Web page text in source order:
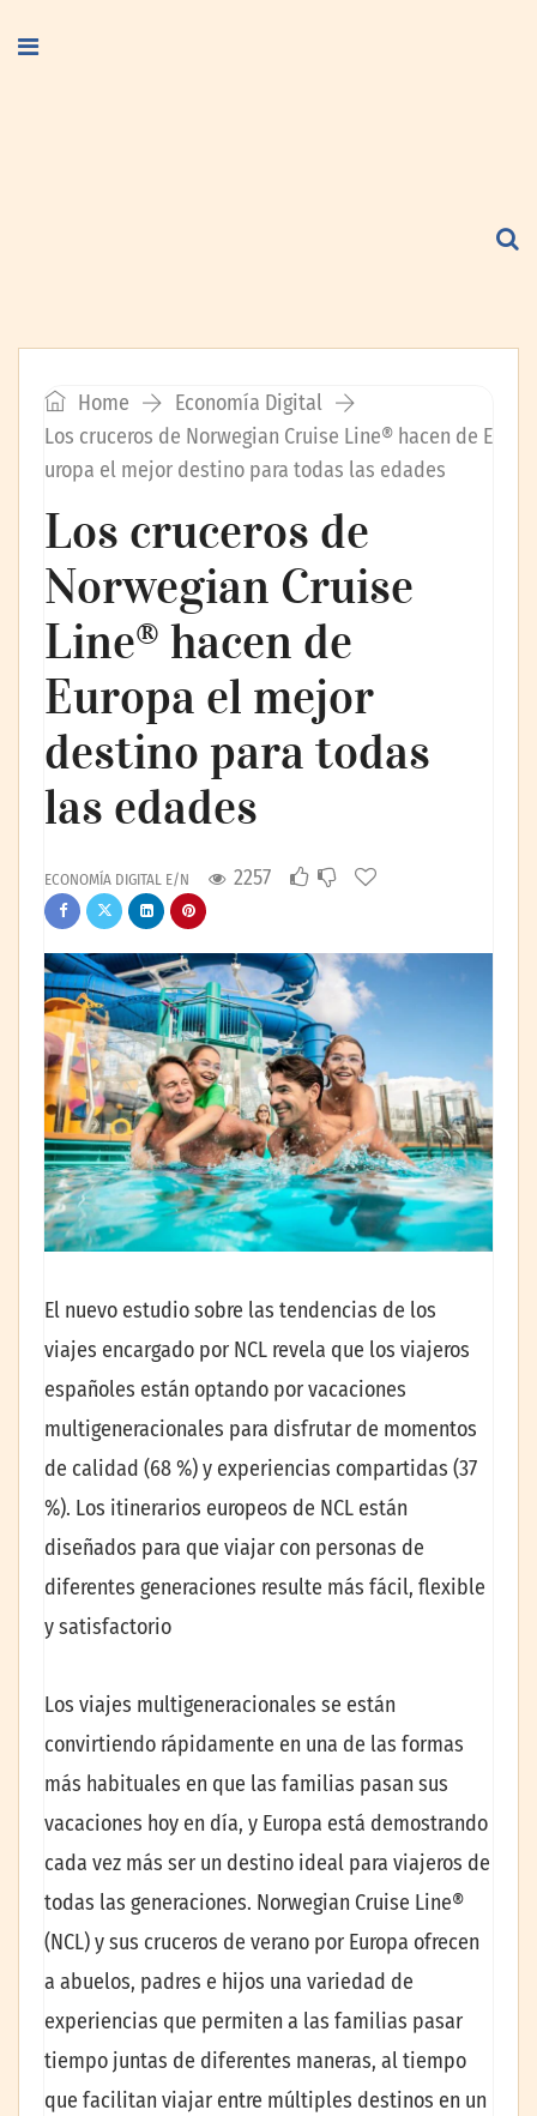
Home
Economía Digital
Los cruceros de Norwegian Cruise Line® hacen de E
uropa el mejor destino para todas las edades
Los cruceros de
Norwegian Cruise
Line® hacen de
Europa el mejor
destino para todas
las edades
ECONOMÍA DIGITAL E/N 2257
El nuevo estudio sobre las tendencias de los
viajes encargado por NCL revela que los viajeros
españoles están optando por vacaciones
multigeneracionales para disfrutar de momentos
de calidad (68 %) y experiencias compartidas (37
%). Los itinerarios europeos de NCL están
diseñados para que viajar con personas de
diferentes generaciones resulte más fácil, flexible
y satisfactorio
Los viajes multigeneracionales se están
convirtiendo rápidamente en una de las formas
más habituales en que las familias pasan sus
vacaciones hoy en día, y Europa está demostrando
cada vez más ser un destino ideal para viajeros de
todas las generaciones. Norwegian Cruise Line®
(NCL) y sus cruceros de verano por Europa ofrecen
a abuelos, padres e hijos una variedad de
experiencias que permiten a las familias pasar
tiempo juntas de diferentes maneras, al tiempo
que facilitan viajar entre múltiples destinos en un